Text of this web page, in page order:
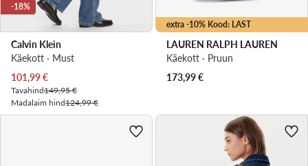
-18%
Calvin Klein
Käekott · Must
Praegune hind
101,99€
Tavahind149,95 €
Madalaim hind124,99 €
extra -10% Kood: LAST
LAUREN RALPH LAUREN
Käekott · Pruun
173,99€